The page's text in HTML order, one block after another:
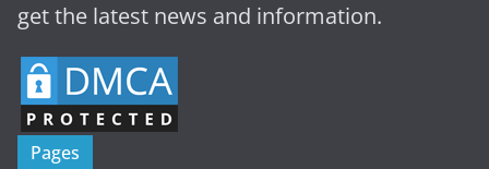
get the latest news and information.
Pages